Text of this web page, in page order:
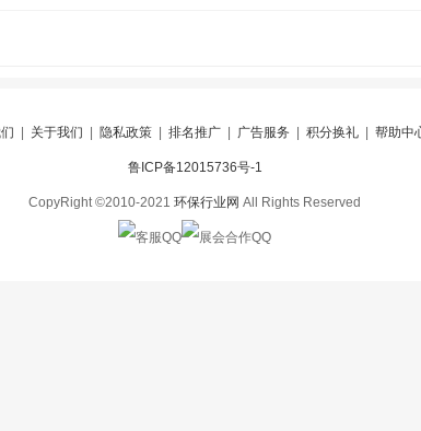
关于我们 隐私政策 排名推广 广告服务 积分换礼 帮助中
鲁ICP备12015736号-1
CopyRight ©2010-2021 环保行业网 All Rights Reserved